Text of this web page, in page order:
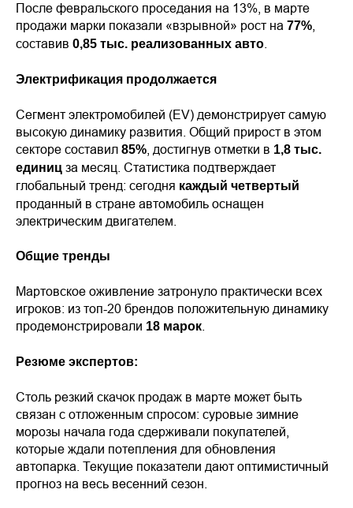
После февральского проседания на 13%, в марте
продажи марки показали «взрывной» рост на 77%
составив 0,85 тыс. реализованных авто
Электрификация продолжается
Сегмент электромобилей (EV) демонстрирует самую
высокую динамику развития. Общий прирост в этом
секторе составил 85% , достигнув отметки в 1,8 тыс.
единиц за месяц. Статистика подтверждает
глобальный тренд: сегодня каждый четвертый
проданный в стране автомобиль оснащен
электрическим двигателем.
Общие тренды
Мартовское оживление затронуло практически всех
игроков: из топ-20 брендов положительную динамику
продемонстрировали 18 марок
Резюме экспертов:
Столь резкий скачок продаж в марте может быть
связан с отложенным спросом: суровые зимние
морозы начала года сдерживали покупателей,
которые ждали потепления для обновления
автопарка. Текущие показатели дают оптимистичный
прогноз на весь весенний сезон.